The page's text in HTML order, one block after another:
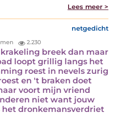
Lees meer >
netgedicht
2.230
breek dan maar
loopt grillig langs het
roest in nevels zurig
en 't braken doet
voort mijn vriend
niet want jouw
dronkemansverdriet